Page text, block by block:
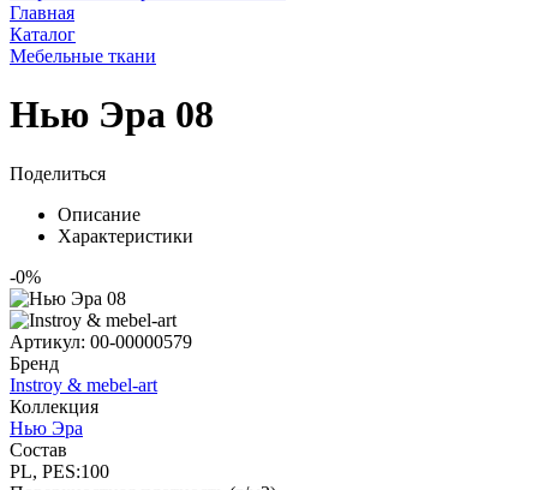
Главная
Каталог
Мебельные ткани
Нью Эра 08
Поделиться
Описание
Характеристики
-0%
Артикул: 00-00000579
Бренд
Instroy & mebel-art
Коллекция
Нью Эра
Состав
PL, PES:100